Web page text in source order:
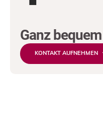
Ganz
KONTAKT AUFNEHMEN